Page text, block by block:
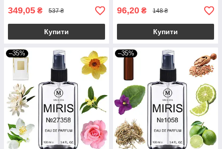
349,05 ₴ 537 ₴
Купити
96,20 ₴ 148 ₴
Купити
–35% –35%